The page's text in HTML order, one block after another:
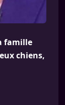
famille
chiens,